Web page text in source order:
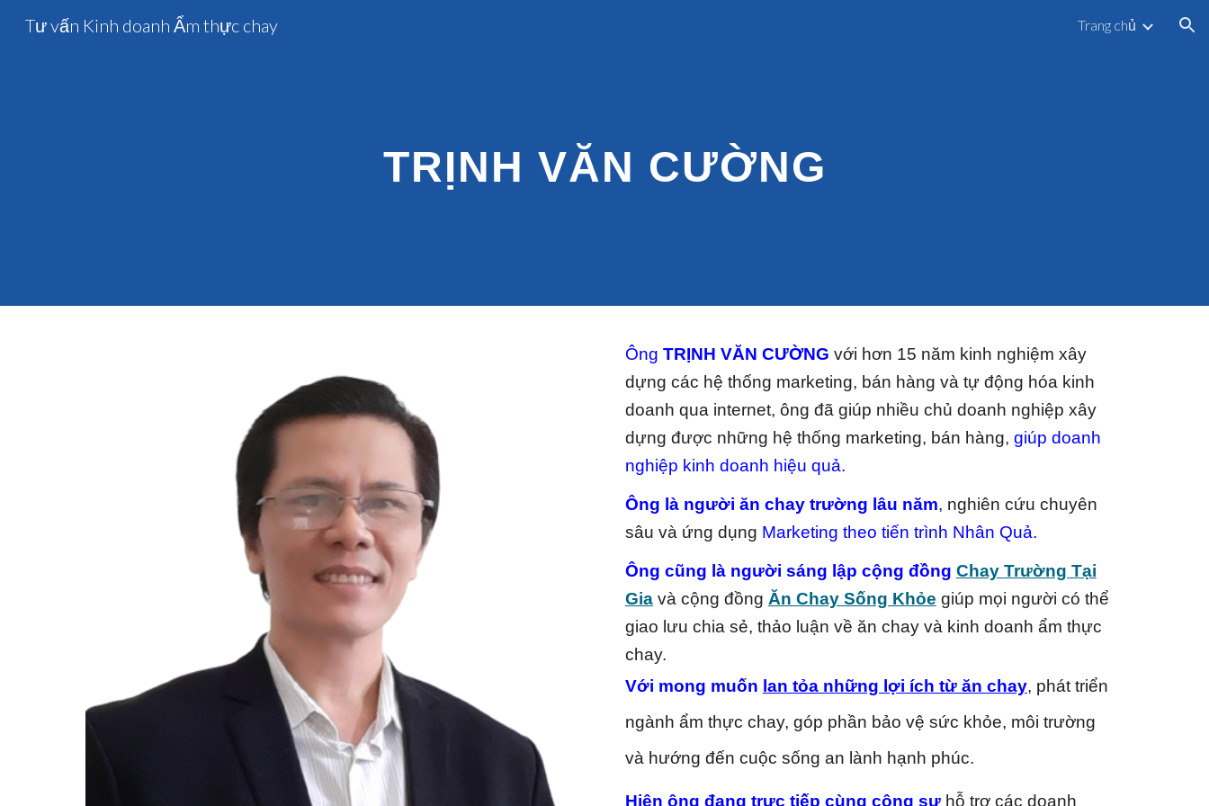
Tư vấn Kinh doanh Ẩm thực chay Trang chủ
TRỊNH VĂN CƯỜNG
Ông TRỊNH VĂN CƯỜNG với hơn 15 năm kinh nghiệm xây
dựng các hệ thống marketing, bán hàng và tự động hóa kinh
doanh qua internet, ông đã giúp nhiều chủ doanh nghiệp xây
dựng được những hệ thống marketing, bán hàng, giúp doanh
nghiệp kinh doanh hiệu quả.
Ông là người ăn chay trường lâu năm, nghiên cứu chuyên
sâu và ứng dụng Marketing theo tiến trình Nhân Quả.
Ông cũng là người sáng lập cộng đồng Chay Trường Tại
Giavà cộng đồng Ăn Chay Sống Khỏe giúp mọi người có thể
giao lưu chia sẻ, thảo luận về ăn chay và kinh doanh ẩm thực
chay.
Với mong muốn lan tỏa những lợi ích từ ăn chay, phát triển
ngành ẩm thực chay, góp phần bảo vệ sức khỏe, môi trường
và hướng đến cuộc sống an lành hạnh phúc.
Hiện ông đang trực tiếp cùng cộng sự hỗ trợ các doanh